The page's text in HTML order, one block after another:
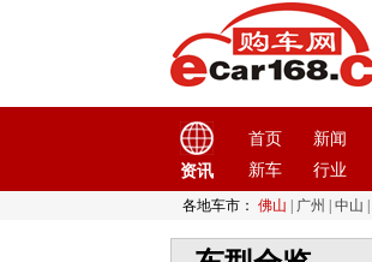
资讯
首页 新闻
新车
行业
各地车市： 佛山 广州 中山
大众(61)
一汽大众(18)
宝来·纯电
高尔夫